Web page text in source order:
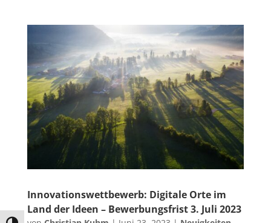
Innovationswettbewerb: Digitale Orte im
Land der Ideen – Bewerbungsfrist 3. Juli 2023